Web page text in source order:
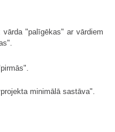
"palīgēkas" ar vārdiem
minimālā sastāva".